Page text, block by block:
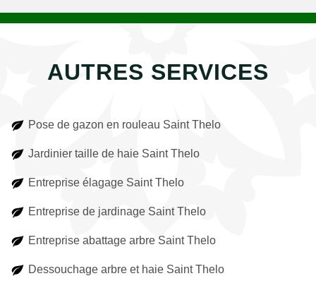
AUTRES SERVICES
Pose de gazon en rouleau Saint Thelo
Jardinier taille de haie Saint Thelo
Entreprise élagage Saint Thelo
Entreprise de jardinage Saint Thelo
Entreprise abattage arbre Saint Thelo
Dessouchage arbre et haie Saint Thelo